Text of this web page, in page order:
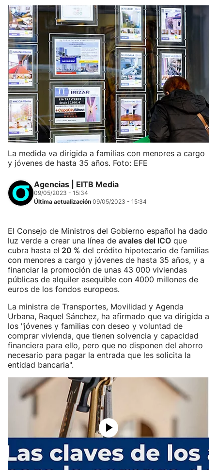
La medida va dirigida a familias con menores a cargo
y jóvenes de hasta 35 años. Foto: EFE
Agencias | EITB Media
09/05/2023 - 15:34
Última actualización 09/05/2023 - 15:34
El Consejo de Ministros del Gobierno español ha dado
luz verde a crear una línea de avales del ICO que
cubra hasta el 20 % del crédito hipotecario de familias
con menores a cargo y jóvenes de hasta 35 años, y a
financiar la promoción de unas 43 000 viviendas
públicas de alquiler asequible con 4000 millones de
euros de los fondos europeos.
La ministra de Transportes, Movilidad y Agenda
Urbana, Raquel Sánchez, ha afirmado que va dirigida a
los "jóvenes y familias con deseo y voluntad de
comprar vivienda, que tienen solvencia y capacidad
financiera para ello, pero que no disponen del ahorro
necesario para pagar la entrada que les solicita la
entidad bancaria".